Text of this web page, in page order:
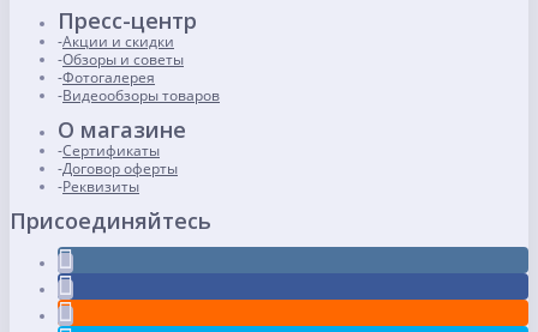
Пресс-центр
Акции и скидки
Обзоры и советы
Фотогалерея
Видеообзоры товаров
О магазине
Сертификаты
Договор оферты
Реквизиты
Присоединяйтесь